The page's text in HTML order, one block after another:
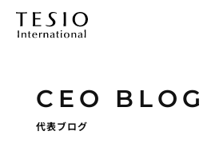
CEO BLOG
代表ブログ